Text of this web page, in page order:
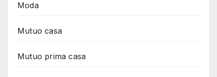
Moda
Mutuo casa
Mutuo prima casa